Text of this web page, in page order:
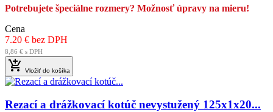
Potrebujete špeciálne rozmery? Možnosť úpravy na mieru!
Cena
7.20 € bez DPH
8,86 € s DPH
 Vložiť do košíka
Rezací a drážkovací kotúč nevystužený 125x1x20...